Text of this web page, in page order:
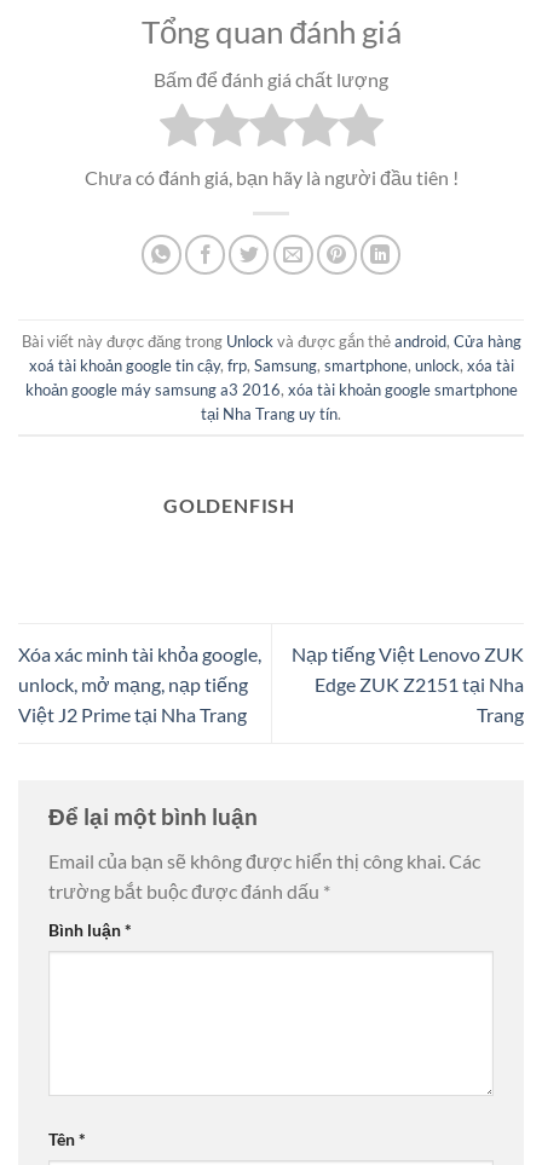
Tổng quan đánh giá
Bấm để đánh giá chất lượng
Chưa có đánh giá, bạn hãy là người đầu tiên !
Bài viết này được đăng trong Unlockvà được gắn thẻandroid, Cửa hàng
xoá tài khoản google tin cậy, frp, Samsung, smartphone, unlock, xóa tài
khoản google máy samsung a3 2016, xóa tài khoản google smartphone
tại Nha Trang uy tín.
GOLDENFISH
Xóa xác minh tài khỏa google,
unlock, mở mạng, nạp tiếng
Việt J2 Prime tại Nha Trang
Nạp tiếng Việt Lenovo ZUK
Edge ZUK Z2151 tại Nha
Trang
Để lại một bình luận
Email của bạn sẽ không được hiển thị công khai.Các
trường bắt buộc được đánh dấu *
Bình luận*
Tên*